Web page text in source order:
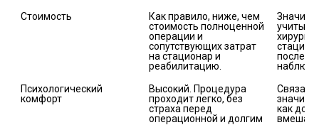
Стоимость
Как правило, ниже, чем
стоимость полноценной
операции и
сопутствующих затрат
на стационар и
реабилитацию.
Психологический
Высокий. Процедура
проходит легко, без
страха перед
операционной и долгим
Связан
как до,